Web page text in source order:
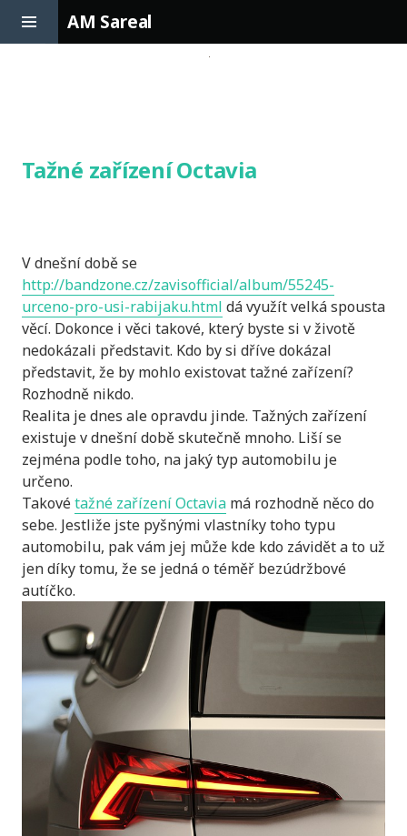
AM Sareal
Tažné zařízení Octavia
V dnešní době se
http://bandzone.cz/zavisofficial/album/55245-
urceno-pro-usi-rabijaku.html dá využít velká spousta
věcí. Dokonce i věci takové, který byste si v životě
nedokázali představit. Kdo by si dříve dokázal
představit, že by mohlo existovat tažné zařízení?
Rozhodně nikdo.
Realita je dnes ale opravdu jinde. Tažných zařízení
existuje v dnešní době skutečně mnoho. Liší se
zejména podle toho, na jaký typ automobilu je
určeno.
Takovétažné zařízení Octavia má rozhodně něco do
sebe. Jestliže jste pyšnými vlastníky toho typu
automobilu, pak vám jej může kde kdo závidět a to už
jen díky tomu, že se jedná o téměř bezúdržbové
autíčko.
Sidebar